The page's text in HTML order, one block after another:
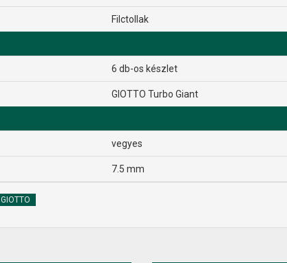
Filctollak
6 db-os készlet
GIOTTO Turbo Giant
vegyes
7.5 mm
GIOTTO